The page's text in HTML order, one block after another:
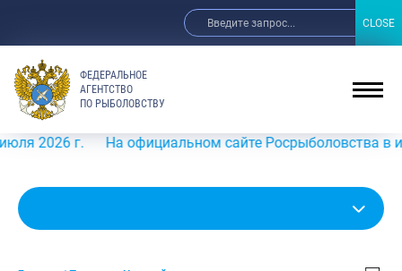
ФЕДЕРАЛЬНОЕ
АГЕНТСТВО
ПО РЫБОЛОВСТВУ
г. На официальном сайте Росрыболовства в
CLOSE
CLOSE